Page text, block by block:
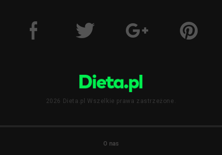
2026 Dieta.pl Wszelkie prawa zastrzeżone.
O nas